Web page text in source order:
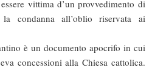
vittima d’un provvedimento di
la condanna all’oblio riservata ai
è un documento apocrifo in cui
concessioni alla Chiesa cattolica.